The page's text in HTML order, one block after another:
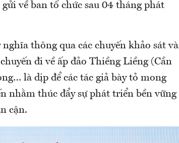
gửi về ban tổ chức sau 04 tháng phát
thông qua các chuyến khảo sát và
đi về ấp đảo Thiềng Liềng (Cần
là dịp để các tác giả bày tỏ mong
nhằm thúc đẩy sự phát triển bền vững
cận.